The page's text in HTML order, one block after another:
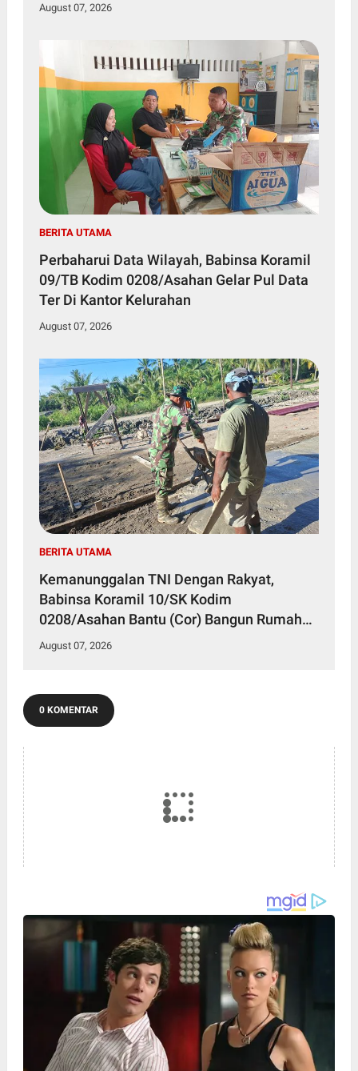
August 07, 2026
BERITA UTAMA
Perbaharui Data Wilayah, Babinsa Koramil
09/TB Kodim 0208/Asahan Gelar Pul Data
Ter Di Kantor Kelurahan
August 07, 2026
BERITA UTAMA
Kemanunggalan TNI Dengan Rakyat,
Babinsa Koramil 10/SK Kodim
0208/Asahan Bantu (Cor) Bangun Rumah
Warga
August 07, 2026
0 KOMENTAR